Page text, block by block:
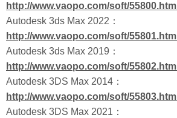
http://www.vaopo.com/soft/55800.html
Autodesk 3ds Max 2022：
http://www.vaopo.com/soft/55801.html
Autodesk 3ds Max 2019：
http://www.vaopo.com/soft/55802.html
Autodesk 3DS Max 2014：
http://www.vaopo.com/soft/55803.html
Autodesk 3DS Max 2021：